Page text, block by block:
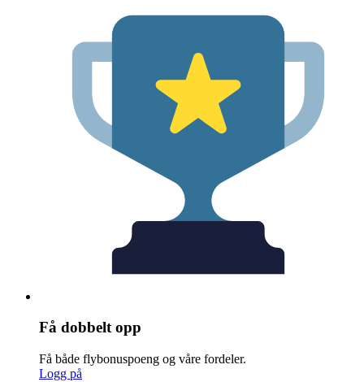
Få dobbelt opp
Få både flybonuspoeng og våre fordeler.
Logg på